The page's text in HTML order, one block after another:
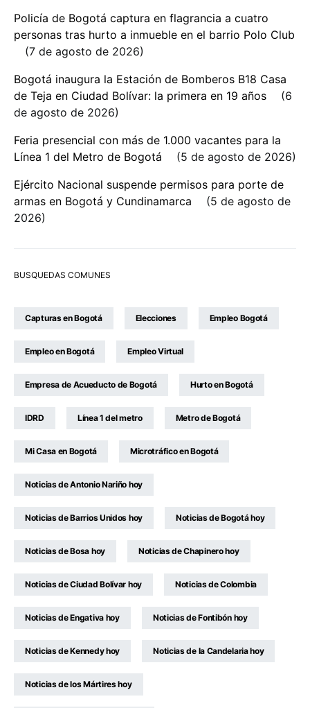
Policía de Bogotá captura en flagrancia a cuatro
personas tras hurto a inmueble en el barrio Polo Club
7 de agosto de 2026
Bogotá inaugura la Estación de Bomberos B18 Casa
de Teja en Ciudad Bolívar: la primera en 19 años
6
de agosto de 2026
Feria presencial con más de 1.000 vacantes para la
Línea 1 del Metro de Bogotá
5 de agosto de 2026
Ejército Nacional suspende permisos para porte de
armas en Bogotá y Cundinamarca
5 de agosto de
2026
BUSQUEDAS COMUNES
Capturas en Bogotá Elecciones Empleo Bogotá
Empleo en Bogotá Empleo Virtual
Empresa de Acueducto de Bogotá Hurto en Bogotá
IDRD Línea 1 del metro Metro de Bogotá
Mi Casa en Bogotá Microtráfico en Bogotá
Noticias de Antonio Nariño hoy
Noticias de Barrios Unidos hoy Noticias de Bogotá hoy
Noticias de Bosa hoy Noticias de Chapinero hoy
Noticias de Ciudad Bolívar hoy Noticias de Colombia
Noticias de Engativa hoy Noticias de Fontibón hoy
Noticias de Kennedy hoy Noticias de la Candelaria hoy
Noticias de los Mártires hoy